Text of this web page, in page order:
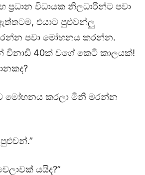
විධායක නිලධාරීන්ට පවා
එයාට පුළුවන්ලු
පවා මෝහනය කරන්න.
40ක් වගේ කෙටි කාලයක්!
මෝහනය කරලා මිනී මරන්න
යයිද?”